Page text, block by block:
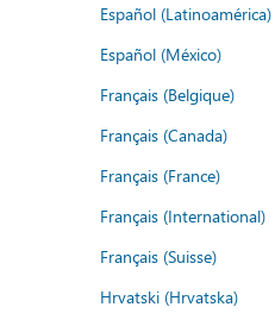
Español (Latinoamérica)
Español (México)
Français (Belgique)
Français (Canada)
Français (France)
Français (International)
Français (Suisse)
Hrvatski (Hrvatska)